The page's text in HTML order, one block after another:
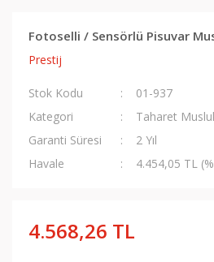
Fotoselli / Sensörlü Pisuvar
Prestij
Stok Kodu
01-937
Kategori
Taharet
Garanti Süresi
2 Yıl
Havale
4.454,05 TL
4.568,26 TL